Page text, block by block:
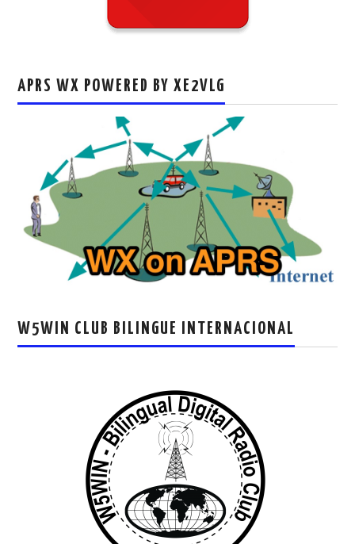
APRS WX POWERED BY XE2VLG
W5WIN CLUB BILINGUE INTERNACIONAL